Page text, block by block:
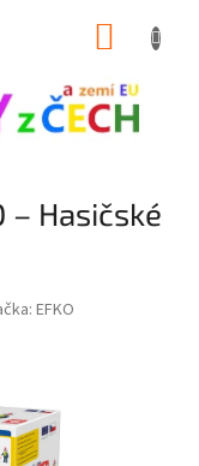
– Hasičské
EFKO